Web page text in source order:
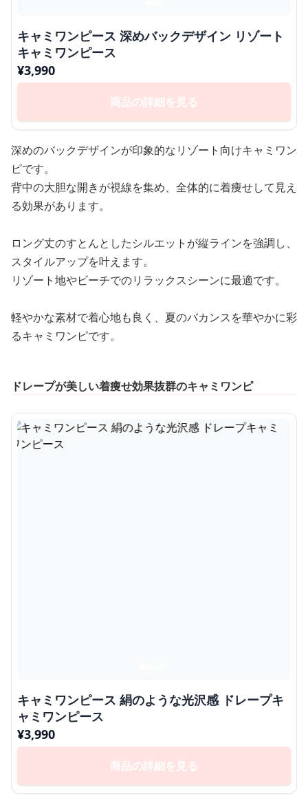
キャミワンピース 深めバックデザイン リゾート
キャミワンピース
¥3,990
商品の詳細を見る
深めのバックデザインが印象的なリゾート向けキャミワン
ピです。
背中の大胆な開きが視線を集め、全体的に着痩せして見え
る効果があります。
ロング丈のすとんとしたシルエットが縦ラインを強調し、
スタイルアップを叶えます。
リゾート地やビーチでのリラックスシーンに最適です。
軽やかな素材で着心地も良く、夏のバカンスを華やかに彩
るキャミワンピです。
ドレープが美しい着痩せ効果抜群のキャミワンピ
キャミワンピース 絹のような光沢感 ドレープキ
ャミワンピース
¥3,990
商品の詳細を見る